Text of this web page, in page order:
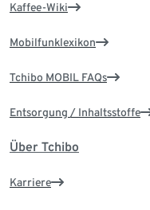
Kaffee-Wiki
Mobilfunklexikon
Tchibo MOBIL FAQs
Entsorgung / Inhaltsstoffe
Über Tchibo
Karriere